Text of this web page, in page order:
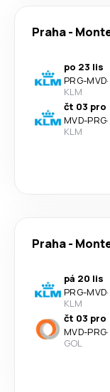
Praha-
po 23 lis
PRG-MVD·
KLM
čt 03 pro
MVD-PRG·
KLM
Praha-
pá 20 lis
PRG-MVD·
KLM
čt 03 pro
MVD-PRG·
GOL